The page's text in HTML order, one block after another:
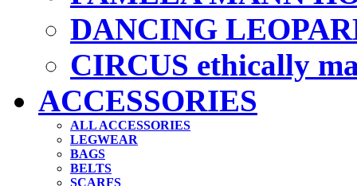
DANCING
CIRCUS ethically
ACCESSORIES
ALL ACCESSORIES
LEGWEAR
BAGS
BELTS
SCARFS